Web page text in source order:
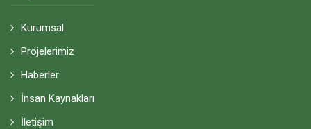
Kurumsal
Projelerimiz
Haberler
İnsan Kaynakları
İletişim